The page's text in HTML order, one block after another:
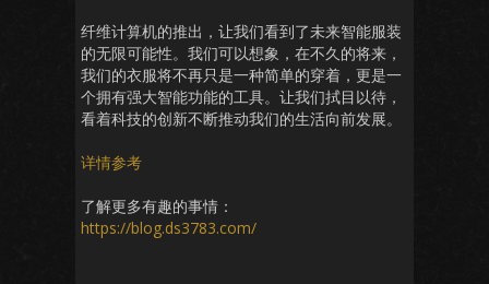
纤维计算机的推出，让我们看到了未来智能服装
的无限可能性。我们可以想象，在不久的将来，
我们的衣服将不再只是一种简单的穿着，更是一
个拥有强大智能功能的工具。让我们拭目以待，
看着科技的创新不断推动我们的生活向前发展。
详情参考
了解更多有趣的事情：
https://blog.ds3783.com/